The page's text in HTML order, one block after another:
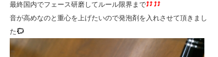
最終国内でフェース研磨してルール限界まで
音が高めなのと重心を上げたいので発泡剤を入れさせて頂きまし
た